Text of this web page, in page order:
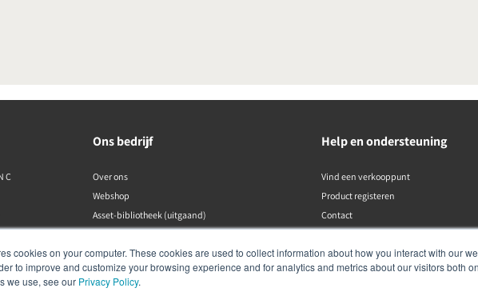
cookies on your computer. These cookies are used to collect information about how you interact with our
to improve and customize your browsing experience and for analytics and metrics about our visitors both
we use, see our Privacy Policy.
C
Ons bedrijf
Over ons
Webshop
Asset-bibliotheek (uitgaand)
Help en ondersteuning
Vind een verkooppunt
Product registeren
Contact